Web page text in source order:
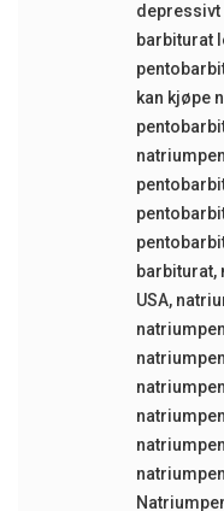
depressivt
barbiturat
kan kjøpe
barbiturat,
USA,